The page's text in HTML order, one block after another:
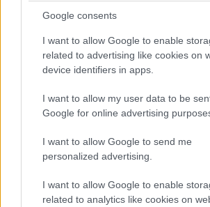
Google consents
I want to allow Google to enable
related to advertising like cookies on
device identifiers in apps.
I want to allow my user data to be
Google for online advertising
I want to allow Google to send me
personalized advertising.
I want to allow Google to enable
related to analytics like cookies on